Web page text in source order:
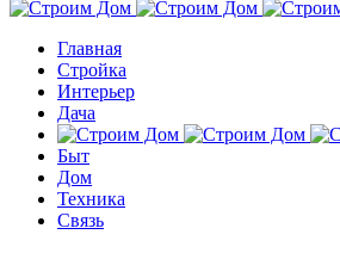
Главная
Стройка
Интерьер
Дача
Быт
Дом
Техника
Связь